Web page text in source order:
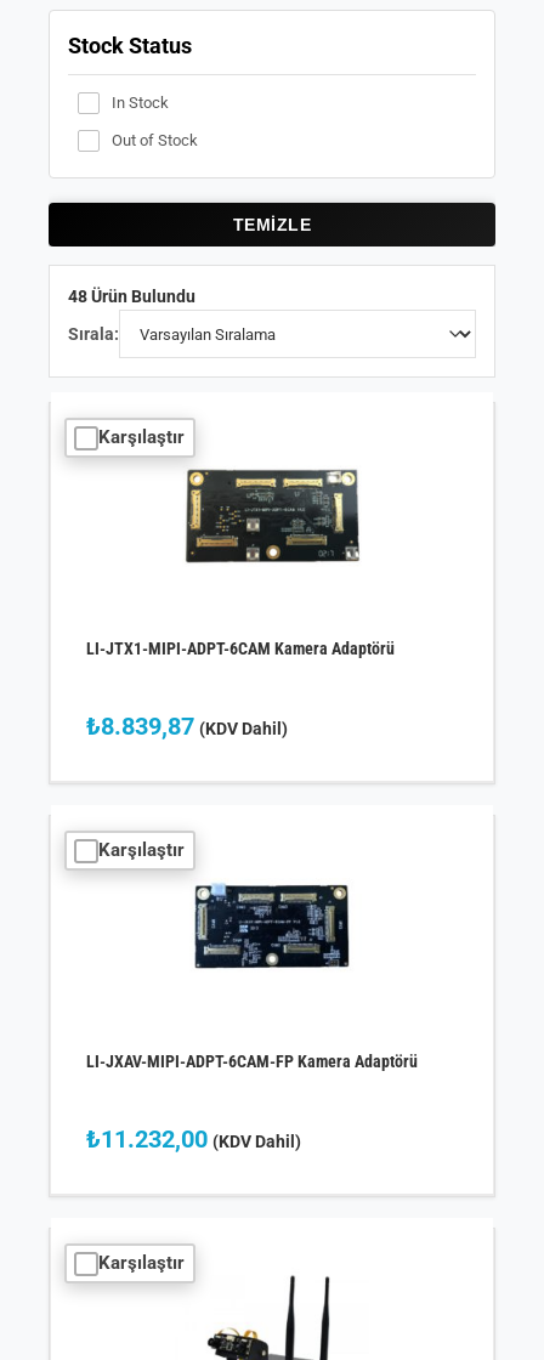
ÇÖZÜMLERİMİZ
KURUMSAL
İLETİŞİM
Stock Status
In Stock
Out of Stock
TEMIZLE
48 Ürün Bulundu
Sırala:
Karşılaştır
LI-JTX1-MIPI-ADPT-6CAM Kamera Adaptörü
₺8.839,87 (KDV Dahil)
Karşılaştır
LI-JXAV-MIPI-ADPT-6CAM-FP Kamera Adaptörü
₺11.232,00 (KDV Dahil)
Karşılaştır